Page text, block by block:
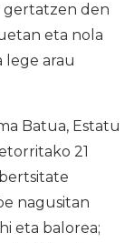
gertatzen den
eta nola
arau
Batua, Estatu
21
nagusitan
eta balorea;